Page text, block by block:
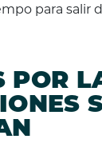
para salir
POR